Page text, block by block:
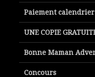
Paiement
UNE COPIE
Bonne Maman
Concours